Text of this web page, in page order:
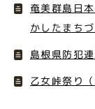
奄美群島日
かしたまち
島根県防犯
乙女峠祭り